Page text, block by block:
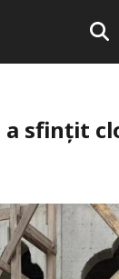
a sfințit